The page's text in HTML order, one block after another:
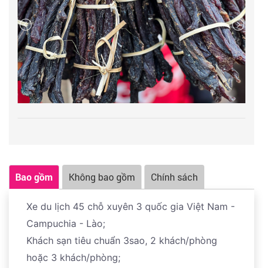
Bao gồm Không bao gồm Chính sách
Xe du lịch 45 chỗ xuyên 3 quốc gia Việt Nam -
Campuchia - Lào;
Khách sạn tiêu chuẩn 3sao, 2 khách/phòng
hoặc 3 khách/phòng;